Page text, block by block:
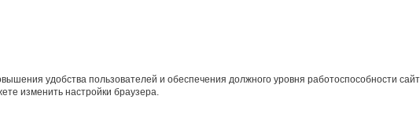
удобства пользователей и обеспечения должного уровня работоспособности
изменить настройки браузера.